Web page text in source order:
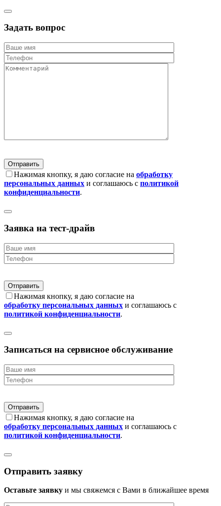
Задать вопрос
Нажимая кнопку, я даю согласие на обработку
персональных данных и соглашаюсь с политикой
конфиденциальности.
Заявка на тест-драйв
Нажимая кнопку, я даю согласие на
обработку персональных данных и соглашаюсь с
политикой конфиденциальности.
Записаться на сервисное обслуживание
Нажимая кнопку, я даю согласие на
обработку персональных данных и соглашаюсь с
политикой конфиденциальности.
Отправить заявку
Оставьте заявку и мы свяжемся с Вами в ближайшее время